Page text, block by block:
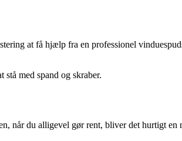
at få hjælp fra en professionel
med spand og skraber.
når du alligevel gør rent, bliver det hurtigt